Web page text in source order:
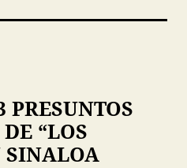
“LOS
SINALOA